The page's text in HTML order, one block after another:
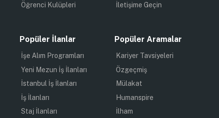
Öğrenci Kulüpleri
İletişime Geçin
Popüler İlanlar
İşe Alım Programları
Yeni Mezun İş İlanları
İstanbul İş İlanları
İş İlanları
Staj İlanları
Popüler Aramalar
Kariyer Tavsiyeleri
Özgeçmiş
Mülakat
Humanspire
İlham